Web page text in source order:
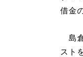
借金
島倉
スト